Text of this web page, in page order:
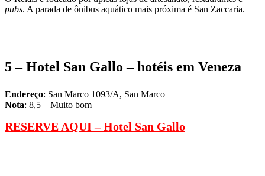
pubs. A parada de ônibus aquático mais próxima é San Zaccaria.
5 –Hotel San Gallo – hotéis em Veneza
Endereço: San Marco 1093/A, San Marco
Nota: 8,5 – Muito bom
RESERVE AQUI –Hotel San Gallo